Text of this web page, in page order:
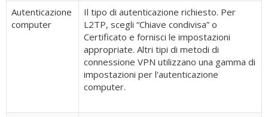
Autenticazione
computer
Il tipo di autenticazione richiesto. Per
L2TP, scegli “Chiave condivisa” o
Certificato e fornisci le impostazioni
appropriate. Altri tipi di metodi di
connessione VPN utilizzano una gamma di
impostazioni per l'autenticazione
computer.